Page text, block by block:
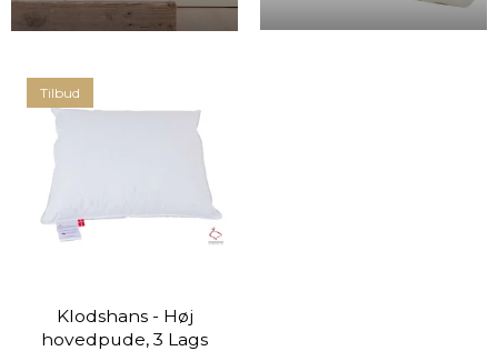
Tilbud
Klodshans - Høj
hovedpude, 3 Lags